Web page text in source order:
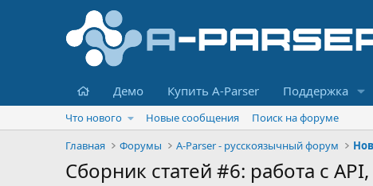
Главная
Демо Купить A-Parser Поддержка
Что нового Новые сообщения
Поиск на форуме
Главная
Форумы A-Parser - русскоязычный форум
Сборник статей #6: работа с